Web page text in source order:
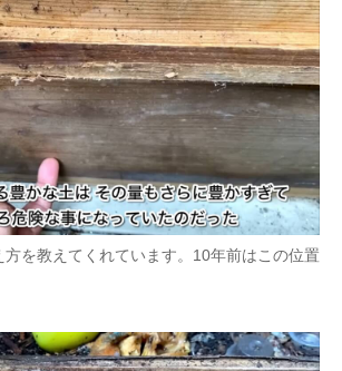
を教えてくれています。10年前はこの位置